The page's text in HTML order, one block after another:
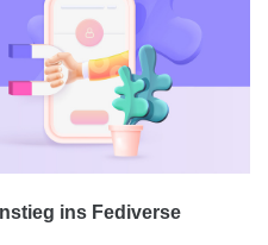
ins Fediverse